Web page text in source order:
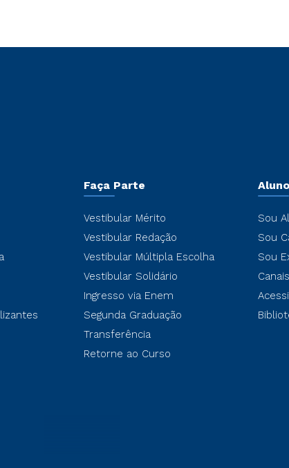
Faça Parte
Vestibular Mérito
Vestibular Redação
Vestibular Múltipla Escolha
Vestibular Solidário
Ingresso via Enem
Segunda Graduação
Transferência
Retorne ao Curso
Sou
Sou
Sou